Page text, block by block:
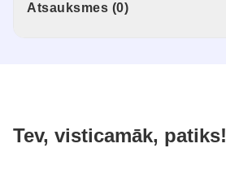
Atsauksmes (0)
Tev, visticamāk, patiks!